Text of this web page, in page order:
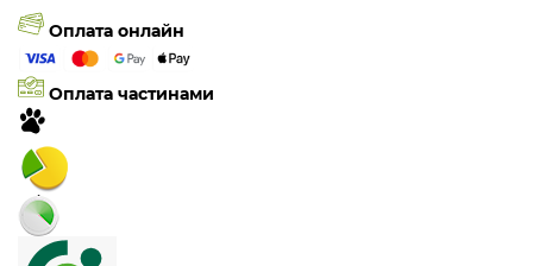
Оплата онлайн
Оплата частинами